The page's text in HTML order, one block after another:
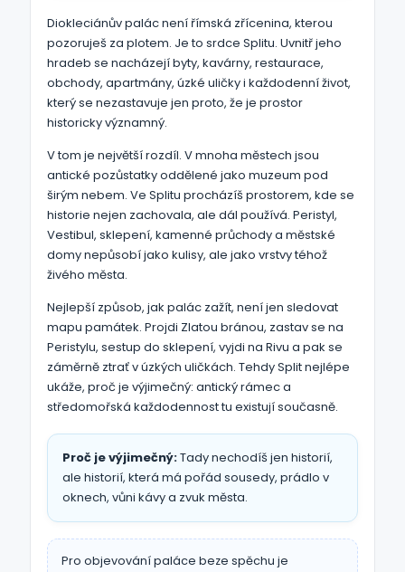
Diokleciánův palác není římská zřícenina, kterou
pozoruješ za plotem. Je to srdce Splitu. Uvnitř jeho
hradeb se nacházejí byty, kavárny, restaurace,
obchody, apartmány, úzké uličky i každodenní život,
který se nezastavuje jen proto, že je prostor
historicky významný.
V tom je největší rozdíl. V mnoha městech jsou
antické pozůstatky oddělené jako muzeum pod
širým nebem. Ve Splitu procházíš prostorem, kde se
historie nejen zachovala, ale dál používá. Peristyl,
Vestibul, sklepení, kamenné průchody a městské
domy nepůsobí jako kulisy, ale jako vrstvy téhož
živého města.
Nejlepší způsob, jak palác zažít, není jen sledovat
mapu památek. Projdi Zlatou bránou, zastav se na
Peristylu, sestup do sklepení, vyjdi na Rivu a pak se
záměrně ztrať v úzkých uličkách. Tehdy Split nejlépe
ukáže, proč je výjimečný: antický rámec a
středomořská každodennost tu existují současně.
Proč je výjimečný:Tady nechodíš jen historií,
ale historií, která má pořád sousedy, prádlo v
oknech, vůni kávy a zvuk města.
Pro objevování paláce beze spěchu je